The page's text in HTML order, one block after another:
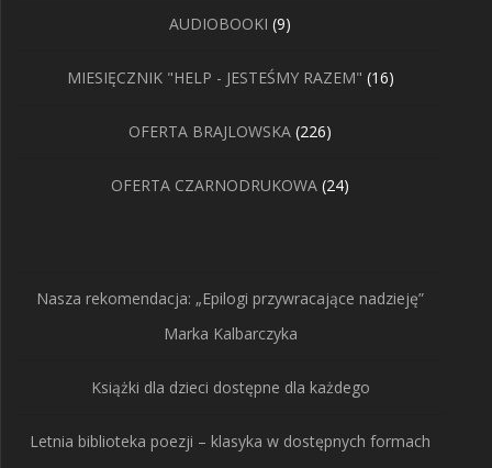
AUDIOBOOKI 99
MIESIĘCZNIK "HELP - JESTEŚMY RAZEM" 1616
OFERTA BRAJLOWSKA 226226
OFERTA CZARNODRUKOWA 2424
Nasza rekomendacja: „Epilogi przywracające nadzieję”
Marka Kalbarczyka
Książki dla dzieci dostępne dla każdego
Letnia biblioteka poezji – klasyka w dostępnych formach